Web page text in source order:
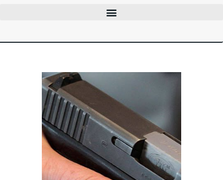
INFOCAC
INSTITUCIONAL
ENTRAR